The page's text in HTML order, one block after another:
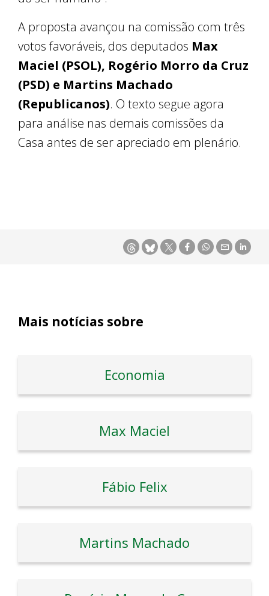
A proposta avançou na comissão com três
votos favoráveis, dos deputados Max
Maciel (PSOL), Rogério Morro da Cruz
(PSD) e Martins Machado
(Republicanos). O texto segue agora
para análise nas demais comissões da
Casa antes de ser apreciado em plenário.
Mais notícias sobre
Economia
Max Maciel
Fábio Felix
Martins Machado